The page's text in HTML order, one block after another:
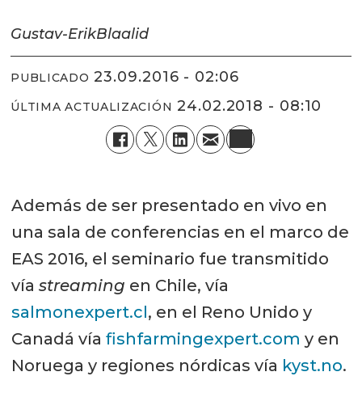
Gustav-ErikBlaalid
PUBLICADO 23.09.2016 - 02:06
ÚLTIMA ACTUALIZACIÓN 24.02.2018 - 08:10
Además de ser presentado en vivo en
una sala de conferencias en el marco de
EAS 2016, el seminario fue transmitido
vía streaming en Chile, vía
salmonexpert.cl, en el Reno Unido y
Canadá vía fishfarmingexpert.com y en
Noruega y regiones nórdicas vía kyst.no.